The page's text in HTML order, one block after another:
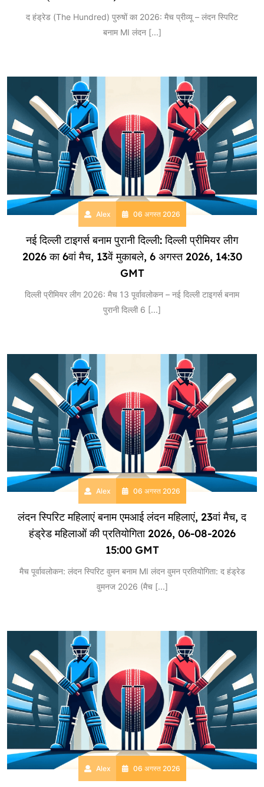
द हंड्रेड (The Hundred) पुरुषों का 2026: मैच प्रीव्यू – लंदन स्पिरिट
बनाम MI लंदन [...]
Alex 06 अगस्त 2026
नई दिल्ली टाइगर्स बनाम पुरानी दिल्ली: दिल्ली प्रीमियर लीग
2026 का 6वां मैच, 13वें मुकाबले, 6 अगस्त 2026, 14:30
GMT
दिल्ली प्रीमियर लीग 2026: मैच 13 पूर्वावलोकन – नई दिल्ली टाइगर्स बनाम
पुरानी दिल्ली 6 [...]
Alex 06 अगस्त 2026
लंदन स्पिरिट महिलाएं बनाम एमआई लंदन महिलाएं, 23वां मैच, द
हंड्रेड महिलाओं की प्रतियोगिता 2026, 06-08-2026
15:00 GMT
मैच पूर्वावलोकन: लंदन स्पिरिट वुमन बनाम MI लंदन वुमन प्रतियोगिता: द हंड्रेड
वुमनज 2026 (मैच [...]
Alex 06 अगस्त 2026